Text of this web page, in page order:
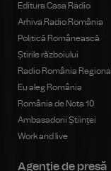
Editura Casa Radio
Arhiva Radio România
Politică Românească
Știrile războiului
Radio România Regional
Eu aleg România
România de Nota 10
Ambasadorii Științei
Work and live
Agenţie de presă